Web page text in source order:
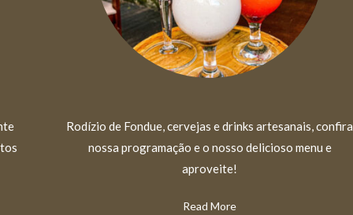
Rodízio de Fondue, cervejas e drinks artesanais, confira
nossa programação e o nosso delicioso menu e
aproveite!
Read More